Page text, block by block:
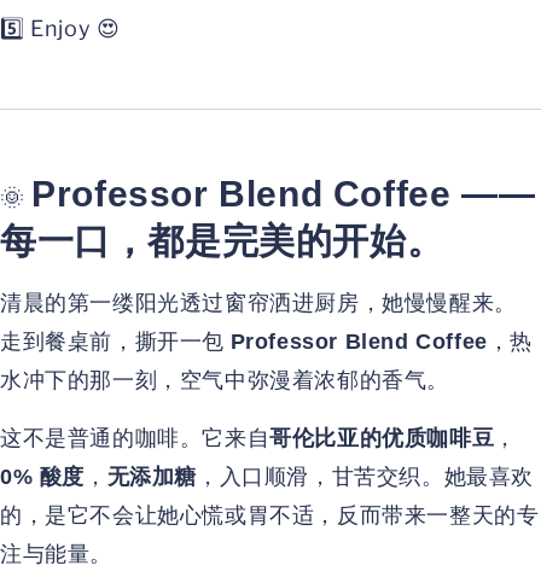
5️⃣ Enjoy 😍
🌞 Professor Blend Coffee ——
每一口，都是完美的开始。
清晨的第一缕阳光透过窗帘洒进厨房，她慢慢醒来。
走到餐桌前，撕开一包 Professor Blend Coffee ，热
水冲下的那一刻，空气中弥漫着浓郁的香气。
这不是普通的咖啡。它来自哥伦比亚的优质咖啡豆 ，
0% 酸度 ， 无添加糖 ，入口顺滑，甘苦交织。她最喜欢
的，是它不会让她心慌或胃不适，反而带来一整天的专
注与能量。